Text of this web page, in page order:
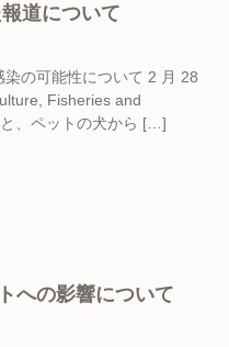
道について
の可能性について 2 月 28
Fisheries and
、ペットの犬から […]
への影響について